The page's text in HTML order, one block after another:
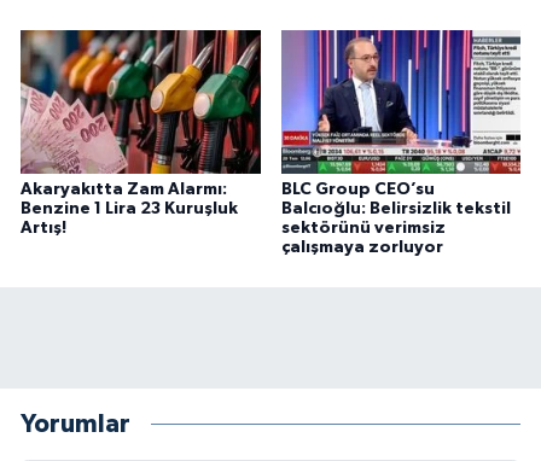
Akaryakıtta Zam Alarmı:
Benzine 1 Lira 23 Kuruşluk
Artış!
BLC Group CEO’su
Balcıoğlu: Belirsizlik tekstil
sektörünü verimsiz
çalışmaya zorluyor
Yorumlar